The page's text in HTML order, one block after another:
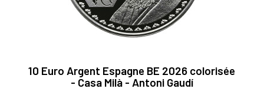
10 Euro Argent Espagne BE 2026 colorisée
- Casa Milà - Antoni Gaudí